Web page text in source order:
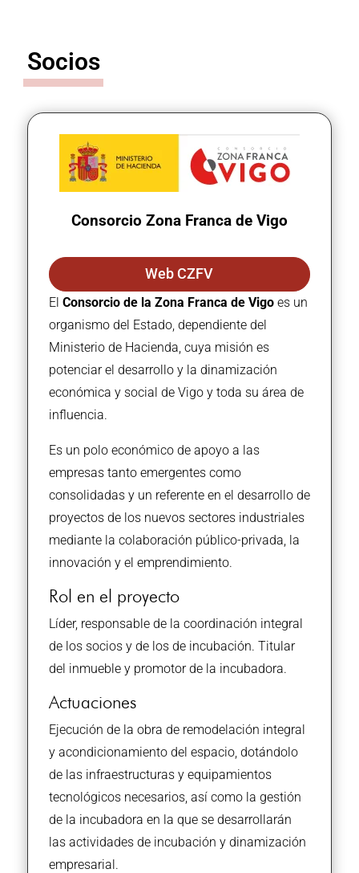
Socios
Consorcio Zona Franca de Vigo
Web CZFV
El Consorcio de la Zona Franca de Vigoes un
organismo del Estado, dependiente del
Ministerio de Hacienda, cuya misión es
potenciar el desarrollo y la dinamización
económica y social de Vigo y toda su área de
influencia.
Es un polo económico de apoyo a las
empresas tanto emergentes como
consolidadas y un referente en el desarrollo de
proyectos de los nuevos sectores industriales
mediante la colaboración público-privada, la
innovación y el emprendimiento.
Rol en el proyecto
Líder, responsable de la coordinación integral
de los socios y de los de incubación. Titular
del inmueble y promotor de la incubadora.
Actuaciones
Ejecución de la obra de remodelación integral
y acondicionamiento del espacio, dotándolo
de las infraestructuras y equipamientos
tecnológicos necesarios, así como la gestión
de la incubadora en la que se desarrollarán
las actividades de incubación y dinamización
empresarial.